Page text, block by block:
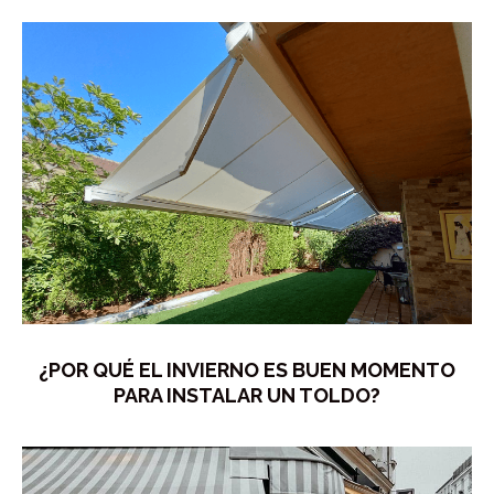
¿POR QUÉ EL INVIERNO ES BUEN MOMENTO
PARA INSTALAR UN TOLDO?